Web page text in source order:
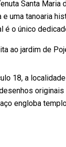
Santa Maria
uma tanoaria
é o único
ao jardim de
18, a
engloba